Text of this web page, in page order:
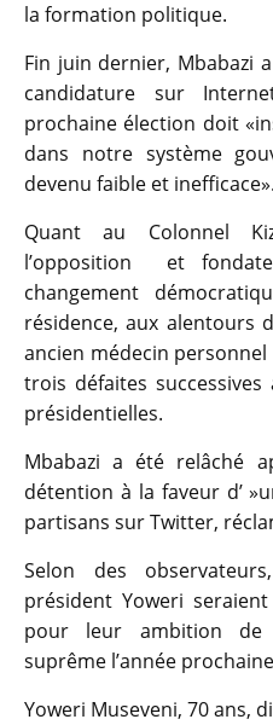
la formation politique.
Fin juin dernier, Mbabazi
candidature sur
prochaine élection doit
dans notre système
devenu faible et inefficace».
Quant au Colonnel
l’opposition et
changement
résidence, aux alentours
ancien médecin
trois défaites
présidentielles.
Mbabazi a été relâché
détention à la faveur d’
partisans sur Twitter,
Selon des
président Yoweri
pour leur ambition de
suprême l’année
Yoweri Museveni, 70 ans,